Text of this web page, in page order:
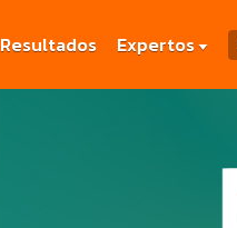
Resultados Expertos